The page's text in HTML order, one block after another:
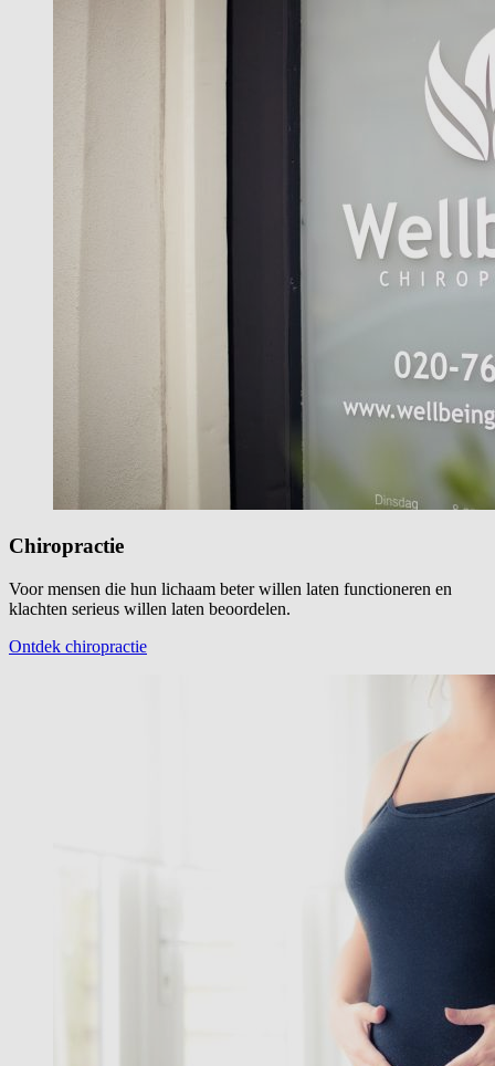
Chiropractie
Voor mensen die hun lichaam beter willen laten functioneren en
klachten serieus willen laten beoordelen.
Ontdek chiropractie